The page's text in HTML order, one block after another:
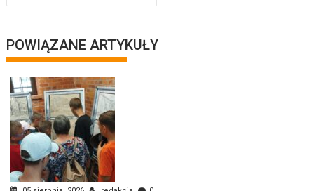
POWIĄZANE ARTYKUŁY